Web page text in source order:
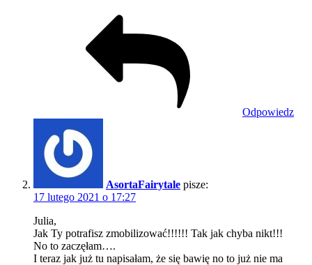
Odpowiedz
AsortaFairytale pisze:
17 lutego 2021 o 17:27
Julia,
Jak Ty potrafisz zmobilizować!!!!!! Tak jak chyba nikt!!!
No to zaczęłam….
I teraz jak już tu napisałam, że się bawię no to już nie ma